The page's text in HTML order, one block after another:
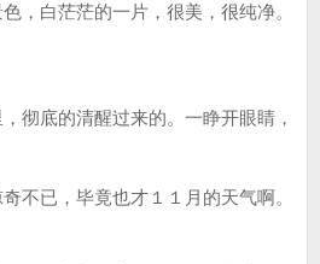
，白茫茫的一片，很美，很纯净。
彻底的清醒过来的。一睁开眼睛，
不已，毕竟也才１１月的天气啊。